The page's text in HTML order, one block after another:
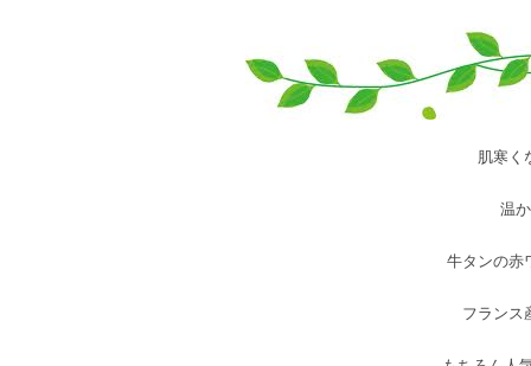
肌寒く
温
牛タンの赤
フランス